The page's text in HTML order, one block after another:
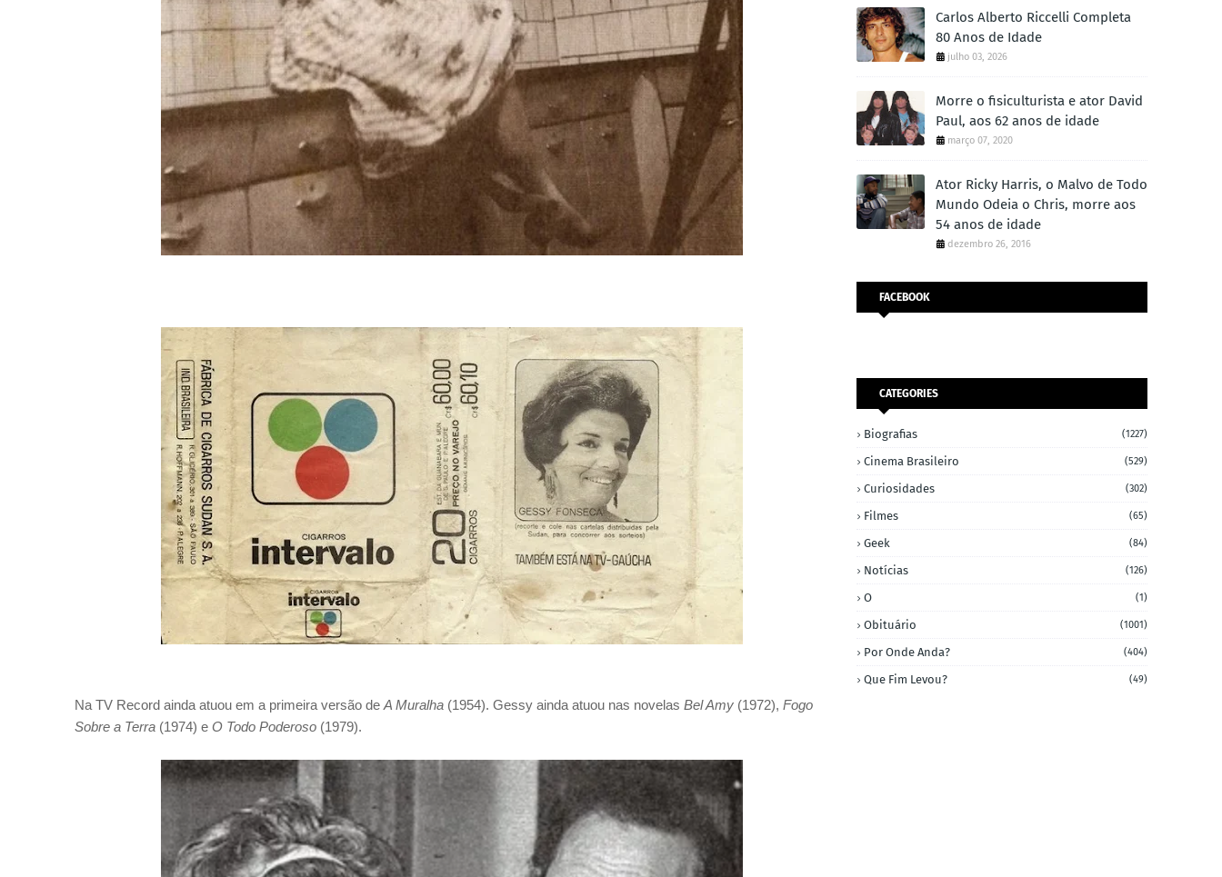
Na TV Record ainda atuou em a primeira versão de A Muralha (1954). Gessy ainda atuou nas novelas Bel Amy (1972), Fogo
Sobre a Terra (1974) e O Todo Poderoso (1979).
Carlos Alberto Riccelli Completa
80 Anos de Idade
julho 03, 2026
Morre o fisiculturista e ator David
Paul, aos 62 anos de idade
março 07, 2020
Ator Ricky Harris, o Malvo de Todo
Mundo Odeia o Chris, morre aos
54 anos de idade
dezembro 26, 2016
FACEBOOK
CATEGORIES
Biografias (1227)
Cinema Brasileiro (529)
Curiosidades (302)
Filmes (65)
Geek (84)
Notícias (126)
O (1)
Obituário (1001)
Por Onde Anda? (404)
Que Fim Levou? (49)